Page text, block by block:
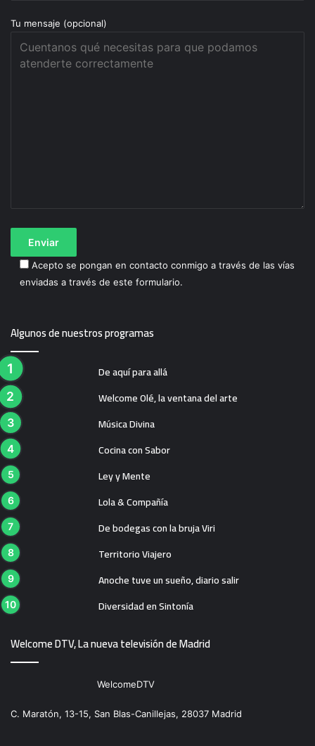
Tu mensaje (opcional)
Acepto se pongan en contacto conmigo a través de las vías
enviadas a través de este formulario.
Algunos de nuestros programas
De aquí para allá
Welcome Olé, la ventana del arte
Música Divina
Cocina con Sabor
Ley y Mente
Lola & Compañía
De bodegas con la bruja Viri
Territorio Viajero
Anoche tuve un sueño, diario salir
Diversidad en Sintonía
Welcome DTV, La nueva televisión de Madrid
WelcomeDTV
C. Maratón, 13-15, San Blas-Canillejas, 28037 Madrid